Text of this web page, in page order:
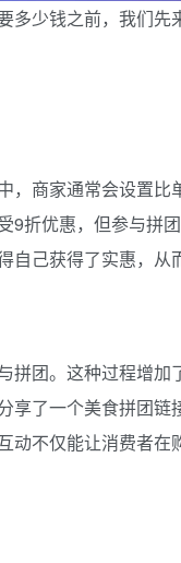
多少钱之前，我们先
，商家通常会设置
9折优惠，但参与拼
己获得了实惠，从
拼团。这种过程增
享了一个美食拼团
动不仅能让消费者